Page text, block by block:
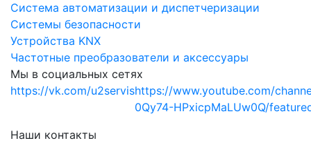
Система автоматизации и диспетчеризации
Системы безопасности
Устройства KNX
Частотные преобразователи и аксессуары
Мы в социальных сетях
https://vk.com/u2servishttps://www.youtube.com/
0Qy74-HPxicpMaLUw0Q/
Наши контакты